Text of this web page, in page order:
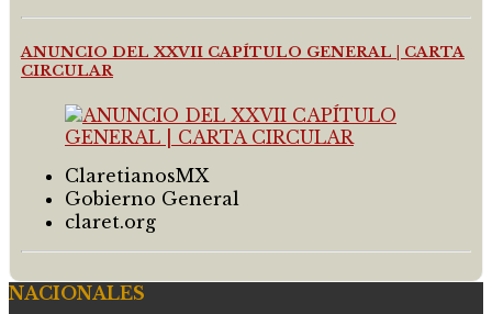
ANUNCIO DEL XXVII CAPÍTULO GENERAL | CARTA
CIRCULAR
ClaretianosMX
Gobierno General
claret.org
NACIONALES